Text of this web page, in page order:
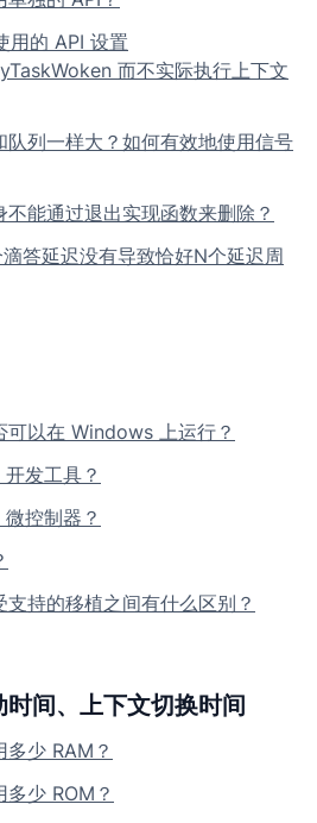
用的 API 设置
而不实际执行上下文
队列一样大？如何有效地使用信号
不能通过退出实现函数来删除？
答延迟没有导致恰好N个延迟周
可以在 Windows 上运行？
发工具？
控制器？
持的移植之间有什么区别？
间、上下文切换时间
多少 RAM？
多少 ROM？